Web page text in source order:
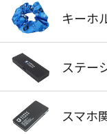
キーホ
ステー
スマホ